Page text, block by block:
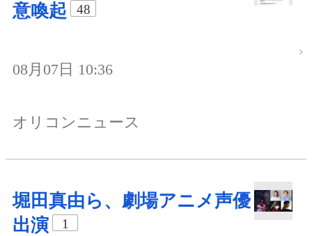
意喚起
48
08月07日 10:36
オリコンニュース
堀田真由ら、劇場アニメ声優
出演
1